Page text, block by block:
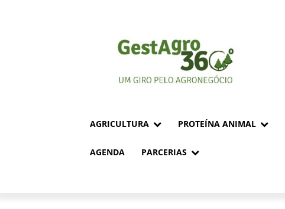
AGRICULTURA PROTEÍNA ANIMAL
AGENDA PARCERIAS